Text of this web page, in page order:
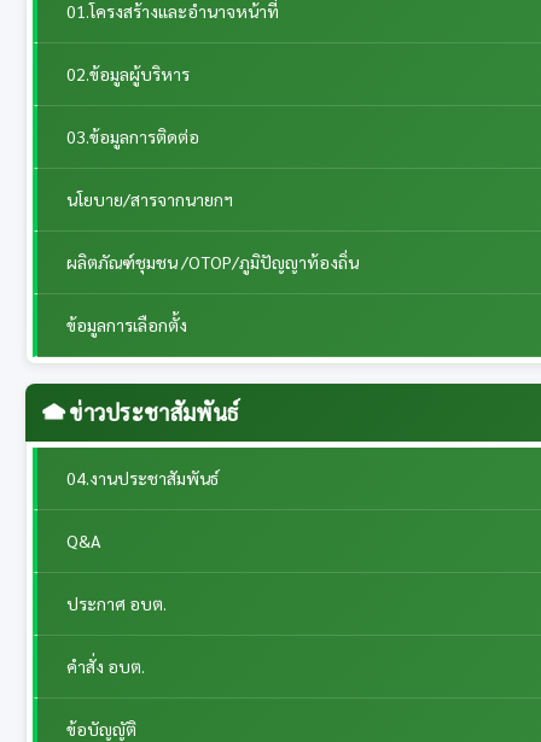
01.โครงสร้างและอำนาจหน้าที่
02.ข้อมูลผู้บริหาร
03.ข้อมูลการติดต่อ
นโยบาย/สารจากนายกฯ
ผลิตภัณฑ์ชุมชน /OTOP/ภูมิปัญญาท้องถิ่น
ข้อมูลการเลือกตั้ง
ข่าวประชาสัมพันธ์
04.งานประชาสัมพันธ์
Q&A
ประกาศ อบต.
คำสั่ง อบต.
ข้อบัญญัติ